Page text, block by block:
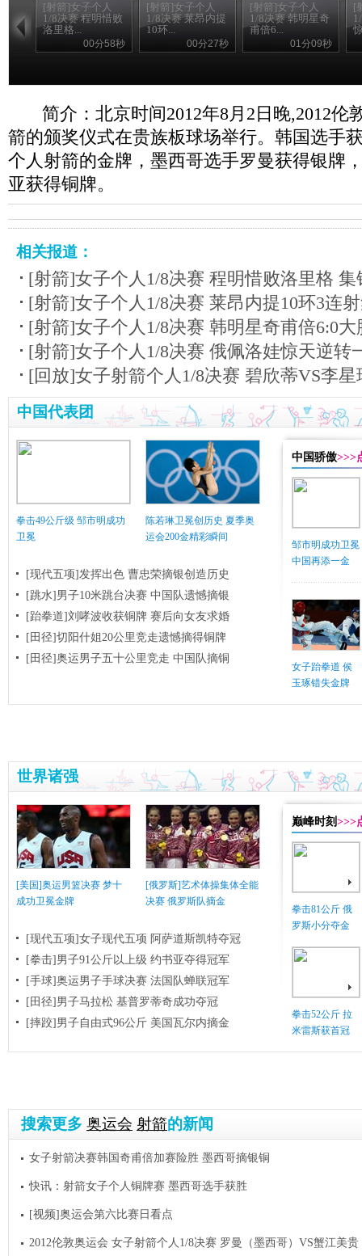
[射箭]女子个人
1/8决赛 程明惜败
洛里格...
00分58秒
[射箭]女子个人
1/8决赛 莱昂内提
10环...
00分27秒
[射箭]女子个人
1/8决赛 韩明星奇
甫倍6...
01分09秒
[
简介：北京时间2012年8月2日晚,2012伦
箭的颁奖仪式在贵族板球场举行。韩国选手
个人射箭的金牌，墨西哥选手罗曼获得银牌
亚获得铜牌。
相关报道：
[射箭]女子个人1/8决赛 程明惜败洛里格 集
[射箭]女子个人1/8决赛 莱昂内提10环3连
[射箭]女子个人1/8决赛 韩明星奇甫倍6:0大
[射箭]女子个人1/8决赛 俄佩洛娃惊天逆转
[回放]女子射箭个人1/8决赛 碧欣蒂VS李星
中国代表团
拳击49公斤级 邹市明成功
卫冕
陈若琳卫冕创历史 夏季奥
运会200金精彩瞬间
[现代五项]发挥出色 曹忠荣摘银创造历史
[跳水]男子10米跳台决赛 中国队遗憾摘银
[跆拳道]刘哮波收获铜牌 赛后向女友求婚
[田径]切阳什姐20公里竞走遗憾摘得铜牌
[田径]奥运男子五十公里竞走 中国队摘铜
中国骄傲>>>
邹市明成功卫冕
中国再添一金
女子跆拳道 侯
玉琢错失金牌
世界诸强
[美国]奥运男篮决赛 梦十
成功卫冕金牌
[俄罗斯]艺术体操集体全能
决赛 俄罗斯队摘金
[现代五项]女子现代五项 阿萨道斯凯特夺冠
[拳击]男子91公斤以上级 约书亚夺得冠军
[手球]奥运男子手球决赛 法国队蝉联冠军
[田径]男子马拉松 基普罗蒂奇成功夺冠
[摔跤]男子自由式96公斤 美国瓦尔内摘金
巅峰时刻>>>
拳击81公斤 俄
罗斯小分夺金
拳击52公斤 拉
米雷斯获首冠
搜索更多 奥运会 射箭的新闻
女子射箭决赛韩国奇甫倍加赛险胜 墨西哥摘银铜
快讯：射箭女子个人铜牌赛 墨西哥选手获胜
[视频]奥运会第六比赛日看点
2012伦敦奥运会 女子射箭个人1/8决赛 罗曼（墨西哥）VS蟹江美贵